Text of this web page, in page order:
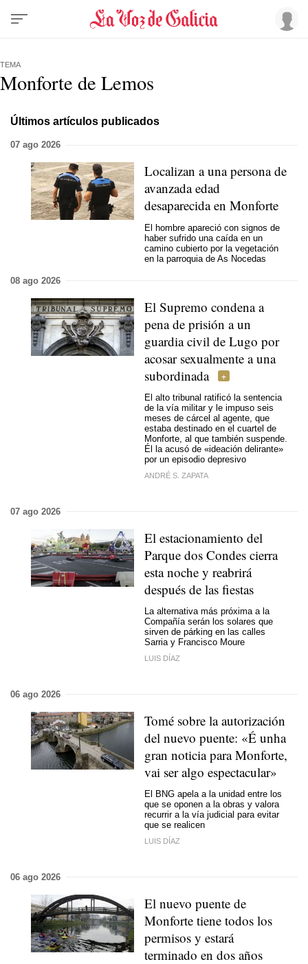
TEMA
Monforte de Lemos
Últimos artículos publicados
07 ago 2026
Localizan a una persona de
avanzada edad
desaparecida en Monforte
El hombre apareció con signos de
haber sufrido una caída en un
camino cubierto por la vegetación
en la parroquia de As Nocedas
08 ago 2026
El Supremo condena a
pena de prisión a un
guardia civil de Lugo por
acosar sexualmente a una
subordinada
El alto tribunal ratificó la sentencia
de la vía militar y le impuso seis
meses de cárcel al agente, que
estaba destinado en el cuartel de
Monforte, al que también suspende.
Él la acusó de «ideación delirante»
por un episodio depresivo
ANDRÉ S. ZAPATA
07 ago 2026
El estacionamiento del
Parque dos Condes cierra
esta noche y reabrirá
después de las fiestas
La alternativa más próxima a la
Compañía serán los solares que
sirven de párking en las calles
Sarria y Francisco Moure
LUIS DÍAZ
06 ago 2026
Tomé sobre la autorización
del nuevo puente: «É unha
gran noticia para Monforte,
vai ser algo espectacular»
El BNG apela a la unidad entre los
que se oponen a la obras y valora
recurrir a la vía judicial para evitar
que se realicen
LUIS DÍAZ
06 ago 2026
El nuevo puente de
Monforte tiene todos los
permisos y estará
terminado en dos años